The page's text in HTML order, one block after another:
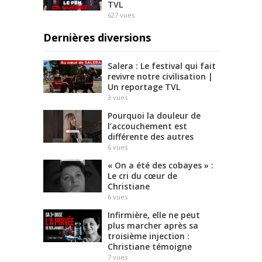
TVL
627 vues
Dernières diversions
Salera : Le festival qui fait
revivre notre civilisation |
Un reportage TVL
3 vues
Pourquoi la douleur de
l’accouchement est
différente des autres
6 vues
« On a été des cobayes » :
Le cri du cœur de
Christiane
6 vues
Infirmière, elle ne peut
plus marcher après sa
troisième injection :
Christiane témoigne
7 vues